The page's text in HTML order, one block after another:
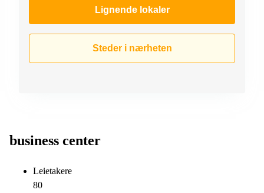
Lignende lokaler
Steder i nærheten
business center
Leietakere
80